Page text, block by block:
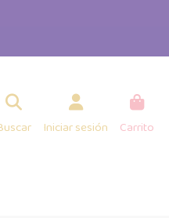
Iniciar sesión Carrito